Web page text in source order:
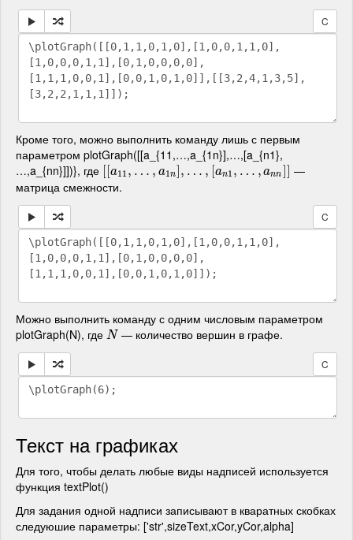
C
Кроме того, можно выполнить команду лишь с первым
параметром plotGraph([[a_{11,…,a_{1n}],…,[a_{n1},
…,a_{nn}]])}, где [[a11 , … , a1n], … , [an1 , … , ann]]
[[a11 , …, a 1 n],…, a n1, …,an n ]
—
матрица смежности.
C
Можно выполнить команду с одним числовым параметром
plotGraph(N), где N
N — количество вершин в графе.
C
Текст на графиках
Для того, чтобы делать любые виды надписей используется
функция textPlot()
Для задания одной надписи записывают в кваратных скобках
следуюшие параметры: ['str',sizeText,xCor,yCor,alpha]